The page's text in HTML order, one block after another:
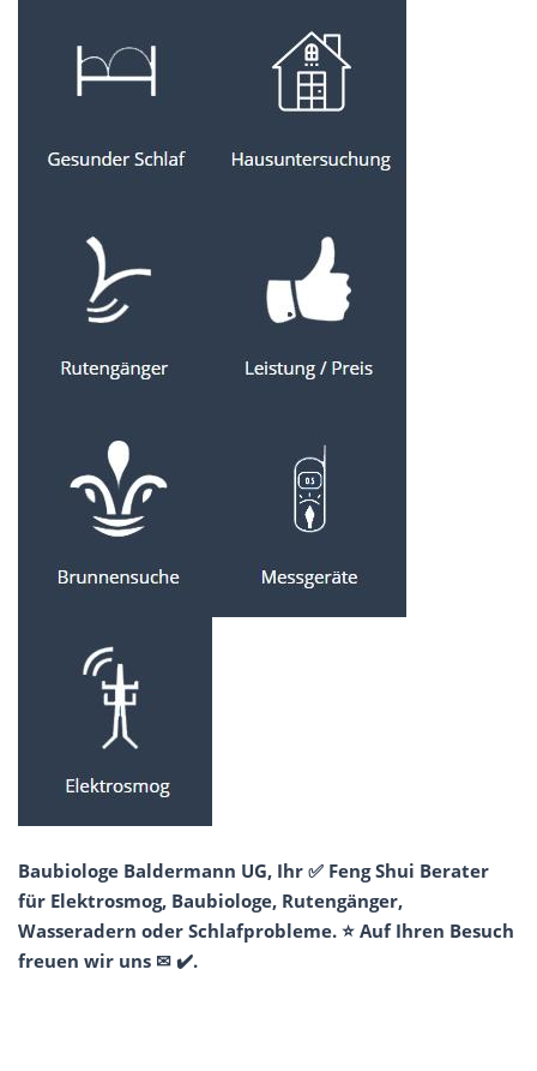
Baubiologe Baldermann UG, Ihr ✅ Feng Shui Berater
für Elektrosmog, Baubiologe, Rutengänger,
Wasseradern oder Schlafprobleme. ⭐ Auf Ihren Besuch
freuen wir uns ✉ ✔️.